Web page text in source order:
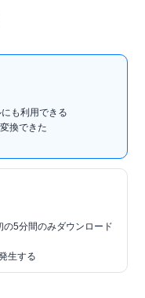
も利用できる
換できた
5分間のみダウンロード
生する